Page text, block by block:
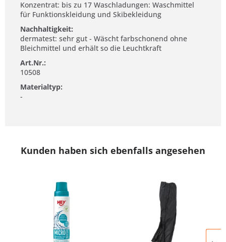
Konzentrat: bis zu 17 Waschladungen: Waschmittel
für Funktionskleidung und Skibekleidung
Nachhaltigkeit:
dermatest: sehr gut - Wäscht farbschonend ohne
Bleichmittel und erhält so die Leuchtkraft
Art.Nr.:
10508
Materialtyp:
-
Kunden haben sich ebenfalls angesehen